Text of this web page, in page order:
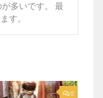
多いです。 最
す。
0